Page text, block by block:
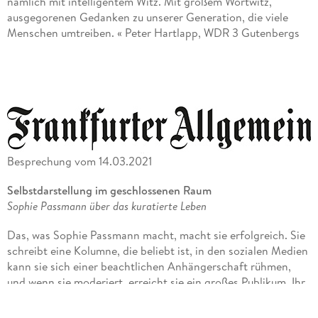
ausgegorenen Gedanken zu unserer Generation, die viele
Menschen umtreiben. « Peter Hartlapp, WDR 3 Gutenbergs
Einöde auseinander, in der wir uns alle zu gerne verkriechen. «
Jolie
»Sophie Passmann findet die richtigen Worte. « Esquire
»[Passmann] schafft es, mit Charme und Augenzwinkern, die
Lesenden zum Schmunzeln zu bringen. « Hannah Rosner,
»In einem fort Sätze, bei denen man den Like-Button sucht. «
Spiegel Bestseller
Besprechung vom 14.03.2021
Selbstdarstellung im geschlossenen Raum
Sophie Passmann über das kuratierte Leben
Das, was Sophie Passmann macht, macht sie erfolgreich. Sie
schreibt eine Kolumne, die beliebt ist, in den sozialen Medien
kann sie sich einer beachtlichen Anhängerschaft rühmen,
und wenn sie moderiert, erreicht sie ein großes Publikum. Ihr